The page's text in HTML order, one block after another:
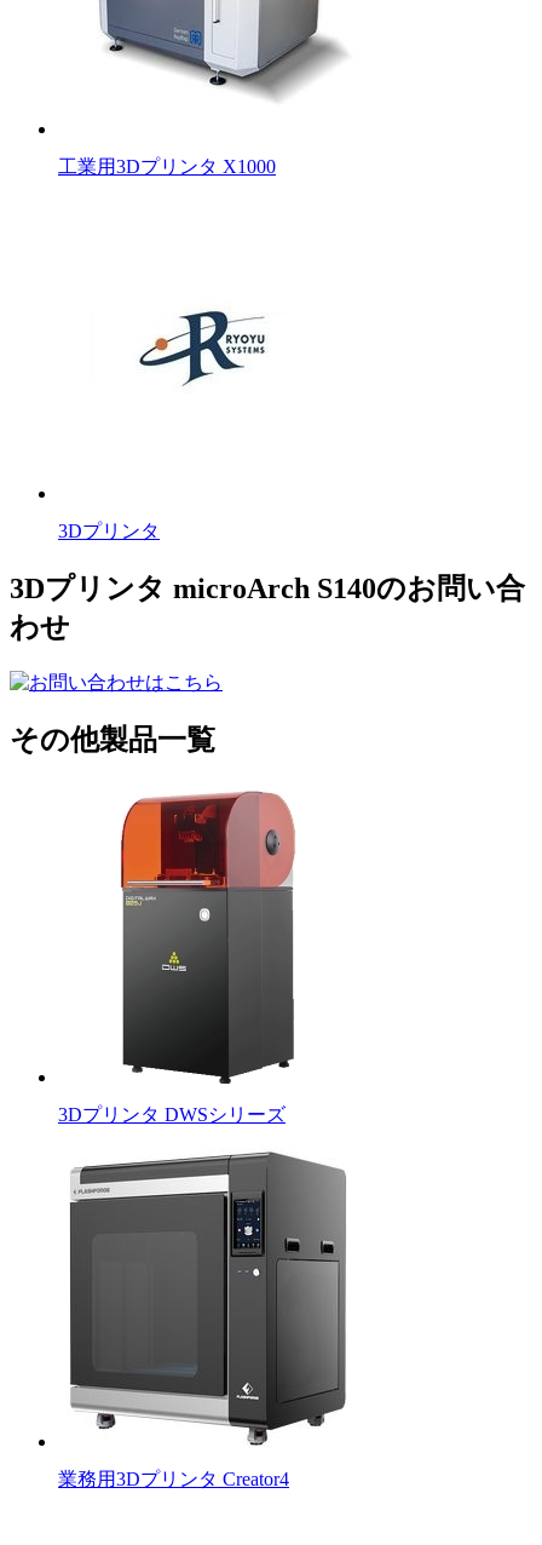
工業用3Dプリンタ X1000
3Dプリンタ
3Dプリンタ microArch S140のお問い合
わせ
その他製品一覧
3Dプリンタ DWSシリーズ
業務用3Dプリンタ Creator4